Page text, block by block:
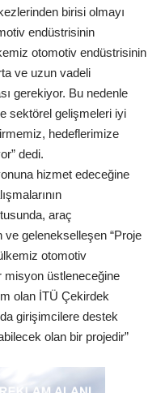
birisi olmayı
endüstrisinin
otomotiv endüstrisinin
ve uzun vadeli
gerekiyor. Bu nedenle
sektörel gelişmeleri iyi
hedeflerimize
dedi.
hizmet edeceğine
araç
ve gelenekselleşen “Proje
otomotiv
misyon üstleneceğine
olan İTÜ Çekirdek
girişimcilere destek
olan bir projedir”